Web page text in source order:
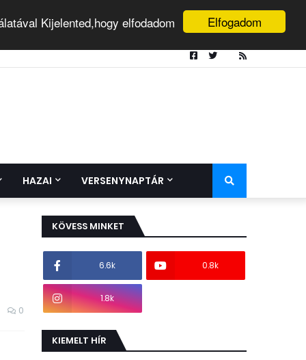
Elfogadom
Kijelented,hogy elfodadom
HAZAI VERSENYNAPTÁR
0
KÖVESS MINKET
6.6k 0.8k
1.8k
KIEMELT HÍR